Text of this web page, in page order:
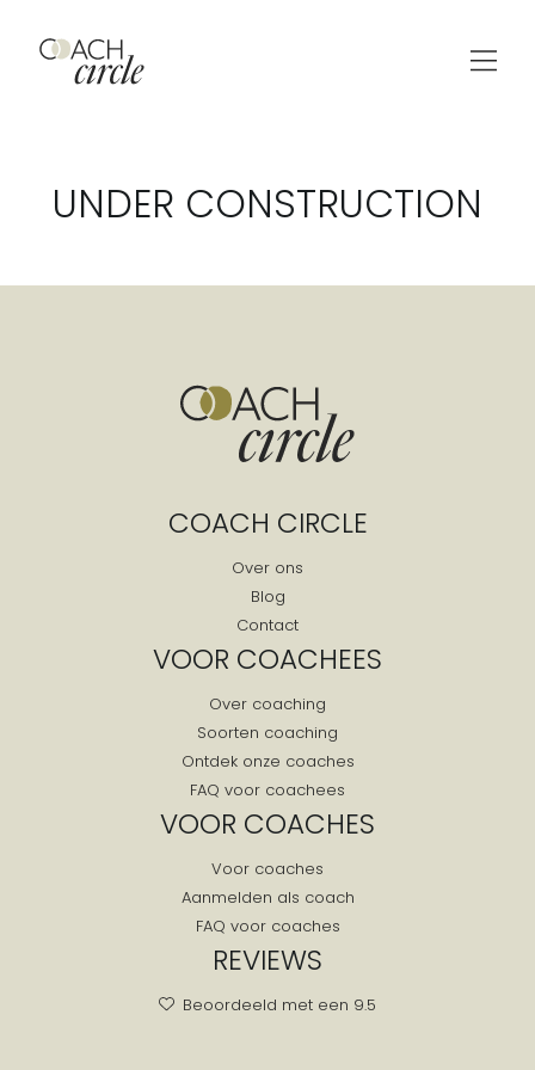
UNDER CONSTRUCTION
COACH CIRCLE
Over ons
Blog
Contact
VOOR COACHEES
Over coaching
Soorten coaching
Ontdek onze coaches
FAQ voor coachees
VOOR COACHES
Voor coaches
Aanmelden als coach
FAQ voor coaches
REVIEWS
Beoordeeld met een 9.5